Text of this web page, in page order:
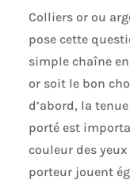
Colliers or ou
pose cette
simple chaîne
or soit le bon
d’abord, la
porté est
couleur des
porteur jouent